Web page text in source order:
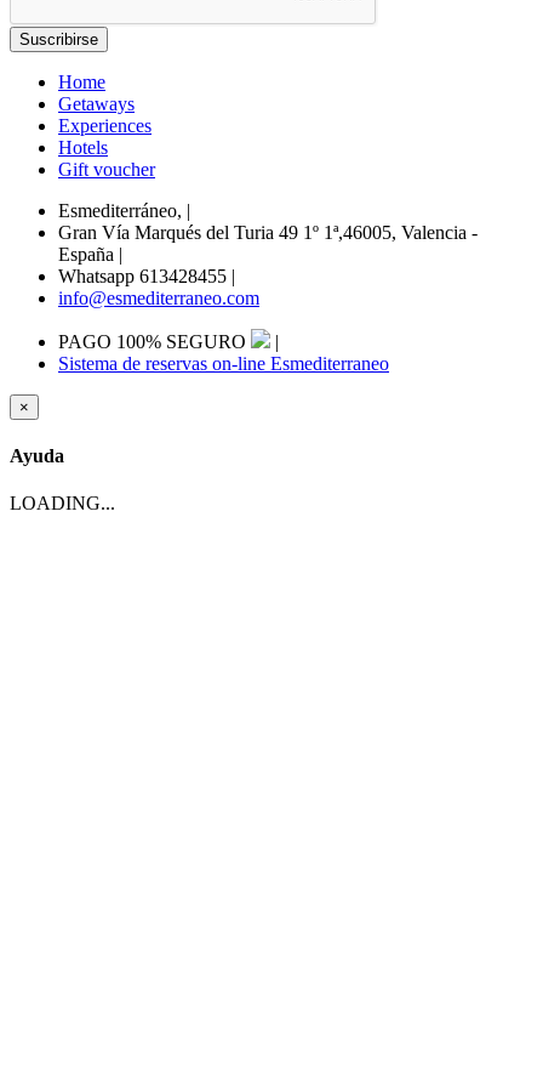
Home
Getaways
Experiences
Hotels
Gift voucher
Esmediterráneo, |
Gran Vía Marqués del Turia 49 1º 1ª,46005, Valencia -
España |
Whatsapp 613428455 |
info@esmediterraneo.com
PAGO 100% SEGURO
|
Sistema de reservas on-line Esmediterraneo
×
Ayuda
LOADING...